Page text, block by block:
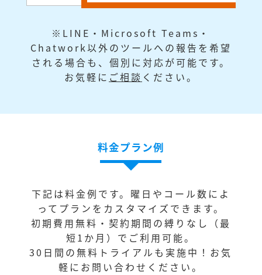
※LINE・Microsoft Teams・
Chatwork以外のツールへの報告を希望
される場合も、個別に対応が可能です。
お気軽に ご相談 ください。
料金プラン例
下記は料金例です。曜日やコール数によ
ってプランをカスタマイズできます。
初期費用無料・契約期間の縛りなし（最
短1か月）でご利用可能。
30日間の無料トライアルも実施中！お気
軽にお問い合わせください。